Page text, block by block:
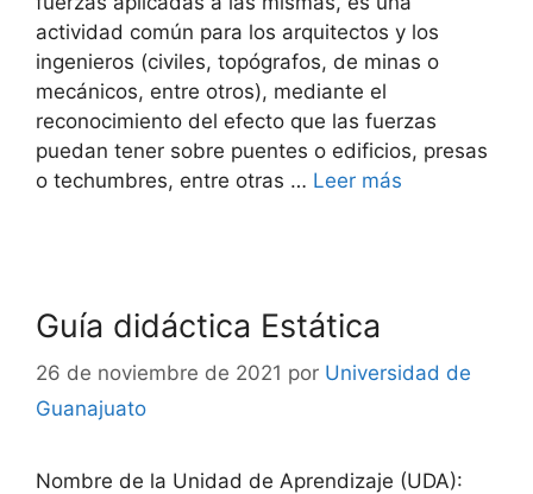
actividad común para los arquitectos y los
ingenieros (civiles, topógrafos, de minas o
mecánicos, entre otros), mediante el
reconocimiento del efecto que las fuerzas
puedan tener sobre puentes o edificios, presas
o techumbres, entre otras … Leer más
Guía didáctica Estática
26 de noviembre de 2021 por Universidad de
Guanajuato
Nombre de la Unidad de Aprendizaje (UDA):